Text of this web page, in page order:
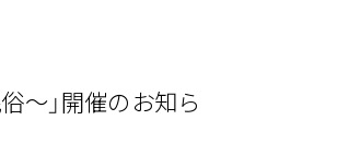
～」開催のお知ら